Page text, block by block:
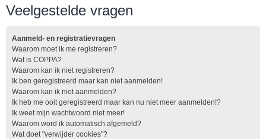
Veelgestelde vragen
Aanmeld- en registratievragen
Waarom moet ik me registreren?
Wat is COPPA?
Waarom kan ik niet registreren?
Ik ben geregistreerd maar kan niet aanmelden!
Waarom kan ik niet aanmelden?
Ik heb me ooit geregistreerd maar kan nu niet meer aanmelden!?
Ik weet mijn wachtwoord niet meer!
Waarom word ik automatisch afgemeld?
Wat doet "verwijder cookies"?